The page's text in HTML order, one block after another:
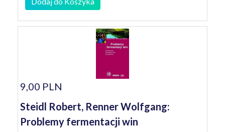
9,00 PLN
Steidl Robert, Renner Wolfgang:
Problemy fermentacji win